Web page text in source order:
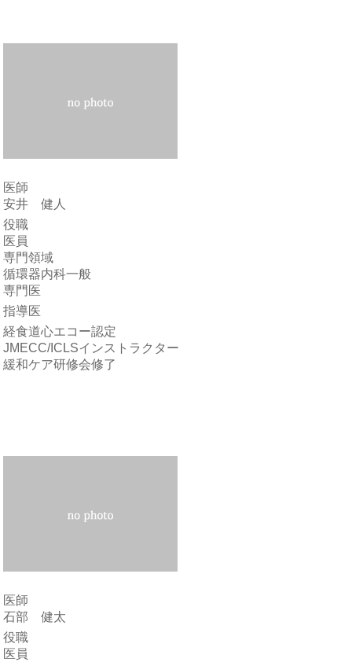
医師
安井 健人
役職
医員
専門領域
循環器内科一般
専門医
指導医
経食道心エコー認定
JMECC/ICLSインストラクター
緩和ケア研修会修了
医師
石部 健太
役職
医員